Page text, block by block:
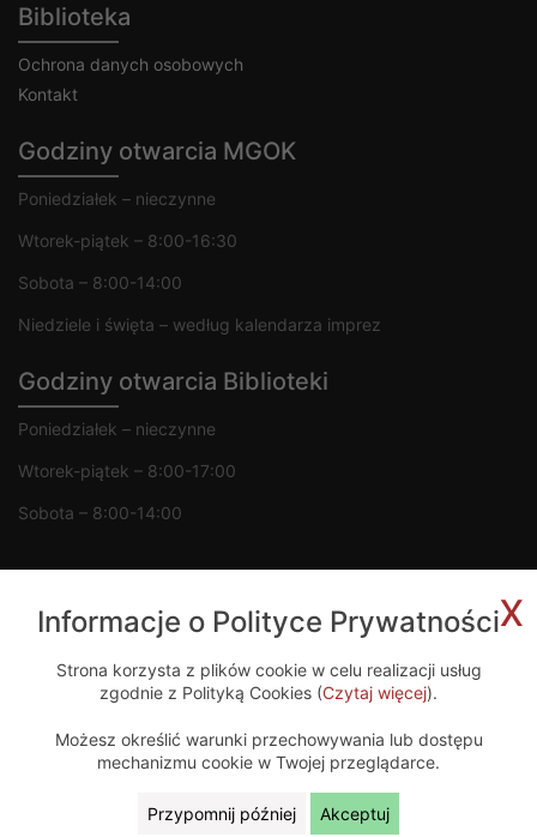
Biblioteka
Ochrona danych osobowych
Kontakt
Godziny otwarcia MGOK
Poniedziałek – nieczynne
Wtorek-piątek – 8:00-16:30
Sobota – 8:00-14:00
Niedziele i święta – według kalendarza imprez
Godziny otwarcia Biblioteki
Poniedziałek – nieczynne
Wtorek-piątek – 8:00-17:00
Sobota – 8:00-14:00
Projekt i wykonanie
x
Informacje o Polityce Prywatności
Strona korzysta z plików cookie w celu realizacji usług
zgodnie z Polityką Cookies (Czytaj więcej).
Możesz określić warunki przechowywania lub dostępu
mechanizmu cookie w Twojej przeglądarce.
Przypomnij później Akceptuj